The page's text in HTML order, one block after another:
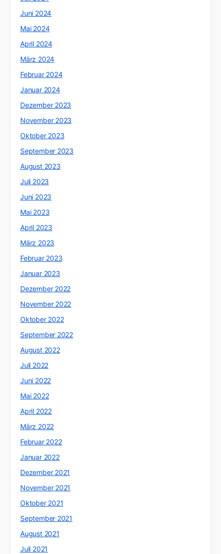
Juni 2024
Mai 2024
April 2024
März 2024
Februar 2024
Januar 2024
Dezember 2023
November 2023
Oktober 2023
September 2023
August 2023
Juli 2023
Juni 2023
Mai 2023
April 2023
März 2023
Februar 2023
Januar 2023
Dezember 2022
November 2022
Oktober 2022
September 2022
August 2022
Juli 2022
Juni 2022
Mai 2022
April 2022
März 2022
Februar 2022
Januar 2022
Dezember 2021
November 2021
Oktober 2021
September 2021
August 2021
Juli 2021